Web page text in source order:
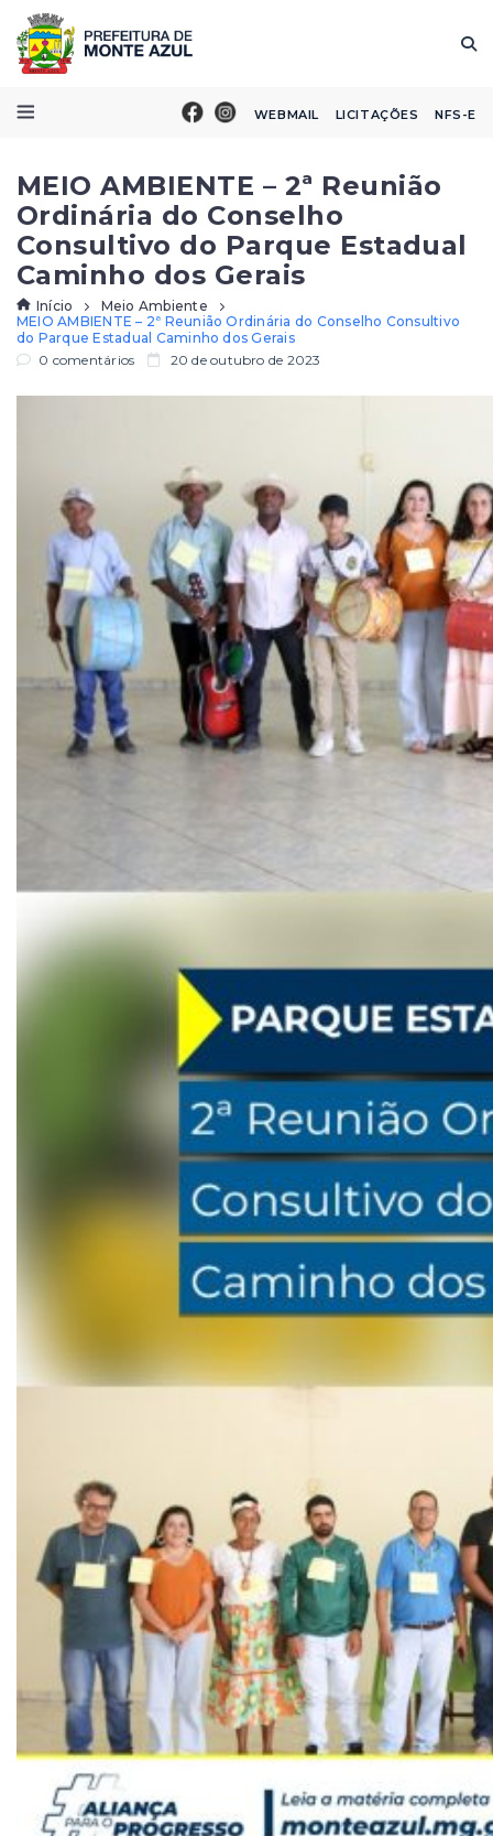
WEBMAIL LICITAÇÕES NFS-E
MEIO AMBIENTE – 2ª Reunião
Ordinária do Conselho
Consultivo do Parque Estadual
Caminho dos Gerais
Início
Meio Ambiente
MEIO AMBIENTE – 2ª Reunião Ordinária do Conselho Consultivo
do Parque Estadual Caminho dos Gerais
0 comentários
20 de outubro de 2023